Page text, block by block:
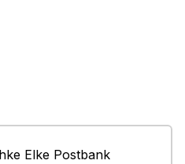
Elke Postbank